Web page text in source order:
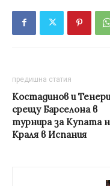
предишна статия
Костадинов и
срещу Барселона в
турнира за Купата
Краля в Испания